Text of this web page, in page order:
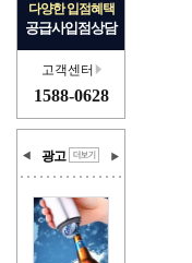
다양한 입점혜택
공급사입점상담
고객센터
1588-0628
광고